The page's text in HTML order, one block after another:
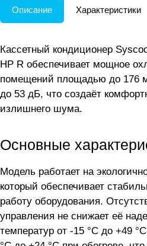
Описание Характеристики
Кассетный кондиционер
HP R обеспечивает мощное
помещений площадью до 176
до 53 дБ, что создаёт
излишнего шума.
Основные
Модель работает на
который обеспечивает
работу оборудования.
управления не снижает её
температур от -15 °C до +49